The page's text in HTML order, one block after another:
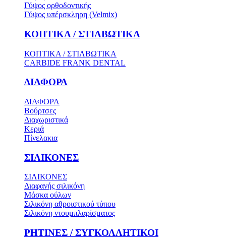
Γύψος ορθοδοντικής
Γύψος υπέρσκληρη (Velmix)
ΚΟΠΤΙΚΑ / ΣΤΙΛΒΩΤΙΚΑ
ΚΟΠΤΙΚΑ / ΣΤΙΛΒΩΤΙΚΑ
CARBIDE FRANK DENTAL
ΔΙΑΦΟΡΑ
ΔΙΑΦΟΡΑ
Βούρτσες
Διαχωριστικά
Κεριά
Πίνελακια
ΣΙΛΙΚΟΝΕΣ
ΣΙΛΙΚΟΝΕΣ
Διαφανής σιλικόνη
Μάσκα ούλων
Σιλικόνη αθροιστικού τύπου
Σιλικόνη ντουμπλαρίσματος
ΡΗΤΙΝΕΣ / ΣΥΓΚΟΛΛΗΤΙΚΟΙ